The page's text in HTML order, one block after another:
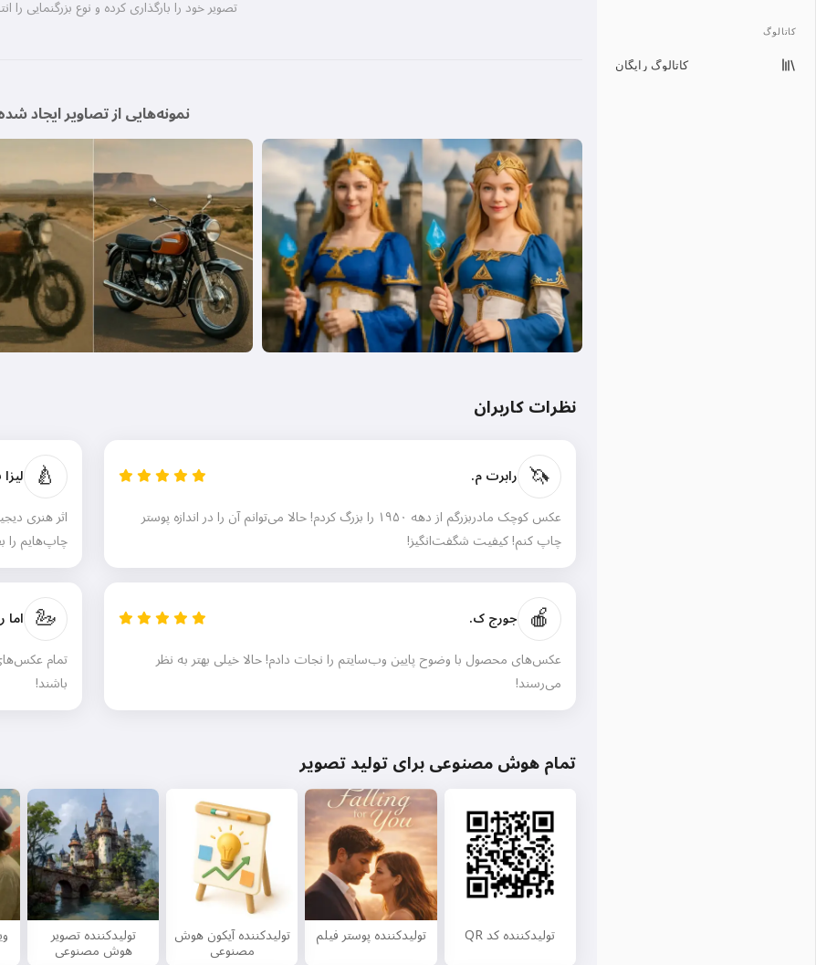
کاتالوگ
کاتالوگ رایگان
تصویر خود را بارگذاری کرده و نوع بزرگنمایی را
نمونه‌هایی از تصاویر ایجاد
نظرات کاربران
🦄 رابرت م.
عکس کوچک مادربزرگم از دهه ۱۹۵۰ را بزرگ کردم! حالا می‌توانم آن را در اندازه پوستر
چاپ کنم! کیفیت شگفت‌انگیز!
🍐
اثر هنری
چاپ‌هایم را
🍎 جورج ک.
عکس‌های محصول با وضوح پایین وب‌سایتم را نجات دادم! حالا خیلی بهتر به نظر
می‌رسند!
🦢 اما
تمام
باشند!
تمام هوش مصنوعی برای تولید تصویر
تولیدکننده کد QR تولیدکننده پوستر فیلم تولیدکننده آیکون هوش
مصنوعی
تولیدکننده تصویر
هوش مصنوعی